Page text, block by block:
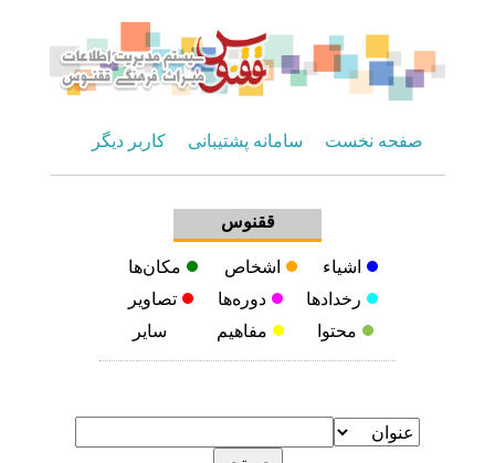
صفحه نخست سامانه پشتیبانی کاربر دیگر
ققنوس
اشیاء
اشخاص
مکان‌ها
رخدادها
دوره‌ها
تصاویر
محتوا
مفاهیم سایر